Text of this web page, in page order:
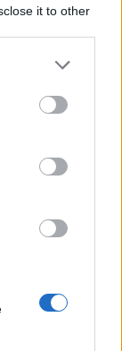
it to other
αποφασίσει
να δείχνει
με την
για τη
κόμματος
δύναμη